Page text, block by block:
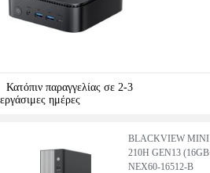
Κατόπιν παραγγελίας σε 2-3
εργάσιμες ημέρες
BLACKVIEW MINI
210H GEN13
NEX60-16512-B